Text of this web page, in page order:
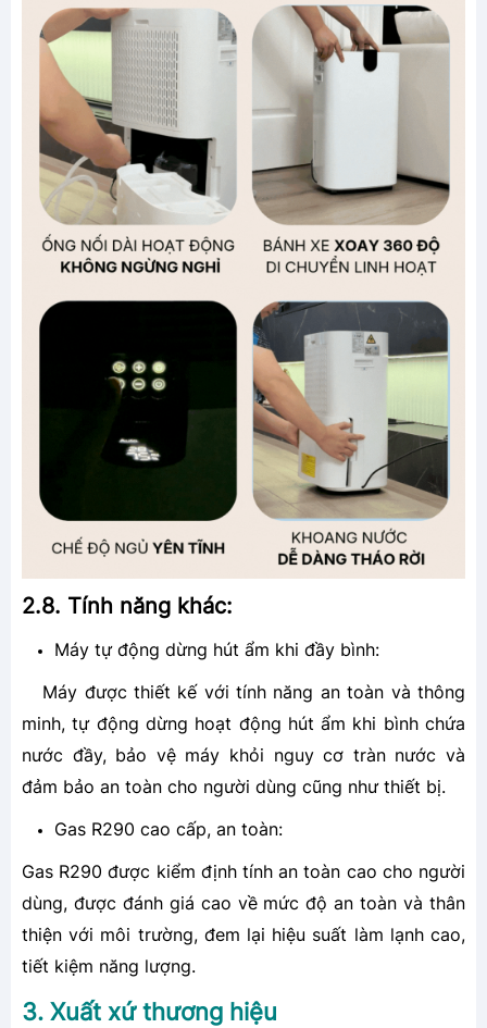
2.8. Tính năng khác:
Máy tự động dừng hút ẩm khi đầy bình:
Máy được thiết kế với tính năng an toàn và thông
minh, tự động dừng hoạt động hút ẩm khi bình chứa
nước đầy, bảo vệ máy khỏi nguy cơ tràn nước và
đảm bảo an toàn cho người dùng cũng như thiết bị.
Gas R290 cao cấp, an toàn:
Gas R290 được kiểm định tính an toàn cao cho người
dùng, được đánh giá cao về mức độ an toàn và thân
thiện với môi trường, đem lại hiệu suất làm lạnh cao,
tiết kiệm năng lượng.
3. Xuất xứ thương hiệu